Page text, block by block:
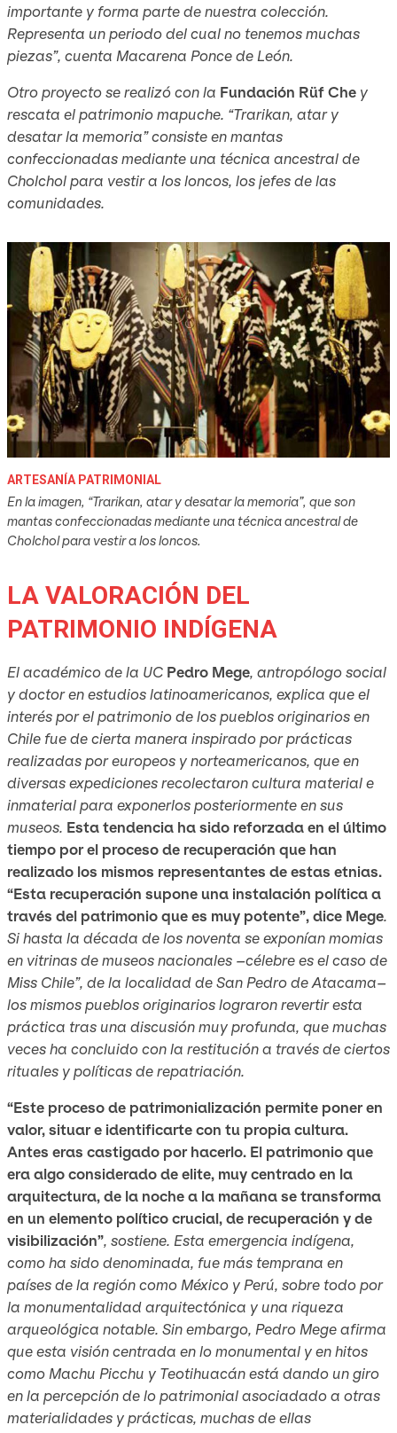
importante y forma parte de nuestra colección.
Representa un periodo del cual no tenemos muchas
piezas”, cuenta Macarena Ponce de León.
Otro proyecto se realizó con la Fundación Rüf Che y
rescata el patrimonio mapuche. “Trarikan, atar y
desatar la memoria” consiste en mantas
confeccionadas mediante una técnica ancestral de
Cholchol para vestir a los loncos, los jefes de las
comunidades.
ARTESANÍA PATRIMONIAL
En la imagen, “Trarikan, atar y desatar la memoria”, que son
mantas confeccionadas mediante una técnica ancestral de
Cholchol para vestir a los loncos.
LA VALORACIÓN DEL
PATRIMONIO INDÍGENA
El académico de la UC Pedro Mege, antropólogo social
y doctor en estudios latinoamericanos, explica que el
interés por el patrimonio de los pueblos originarios en
Chile fue de cierta manera inspirado por prácticas
realizadas por europeos y norteamericanos, que en
diversas expediciones recolectaron cultura material e
inmaterial para exponerlos posteriormente en sus
museos. Esta tendencia ha sido reforzada en el último
tiempo por el proceso de recuperación que han
realizado los mismos representantes de estas etnias.
“Esta recuperación supone una instalación política a
través del patrimonio que es muy potente”, dice Mege.
Si hasta la década de los noventa se exponían momias
en vitrinas de museos nacionales –célebre es el caso de
Miss Chile”, de la localidad de San Pedro de Atacama–
los mismos pueblos originarios lograron revertir esta
práctica tras una discusión muy profunda, que muchas
veces ha concluido con la restitución a través de ciertos
rituales y políticas de repatriación.
“Este proceso de patrimonialización permite poner en
valor, situar e identificarte con tu propia cultura.
Antes eras castigado por hacerlo. El patrimonio que
era algo considerado de elite, muy centrado en la
arquitectura, de la noche a la mañana se transforma
en un elemento político crucial, de recuperación y de
visibilización”, sostiene. Esta emergencia indígena,
como ha sido denominada, fue más temprana en
países de la región como México y Perú, sobre todo por
la monumentalidad arquitectónica y una riqueza
arqueológica notable. Sin embargo, Pedro Mege afirma
que esta visión centrada en lo monumental y en hitos
como Machu Picchu y Teotihuacán está dando un giro
en la percepción de lo patrimonial asociadado a otras
materialidades y prácticas, muchas de ellas